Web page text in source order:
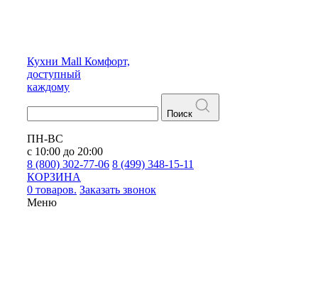
Кухни Mall Комфорт,
доступный
каждому
Поиск
ПН-ВС
с 10:00 до 20:00
8 (800) 302-77-06 8 (499) 348-15-11
КОРЗИНА
0 товаров. Заказать звонок
Меню